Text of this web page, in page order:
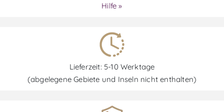
Hilfe »
Lieferzeit: 5-10 Werktage
(abgelegene Gebiete und Inseln nicht enthalten)